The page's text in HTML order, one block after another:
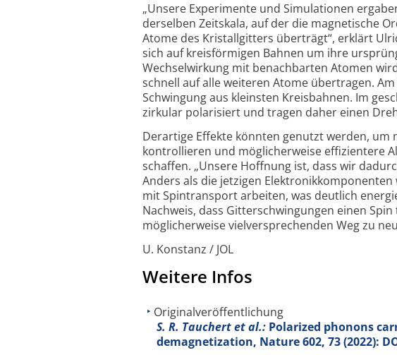
„Unsere Experimente und Simu­lationen
derselben Zeitskala, auf der die magnetische
Atome des Kristall­gitters überträgt“, erklärt
sich auf kreis­förmigen Bahnen um ihre
Wechselwirkung mit benachbarten Atomen
schnell auf alle weiteren Atome übertragen.
Schwingung aus kleinsten Kreisbahnen. Im
zirkular polarisiert und tragen daher einen
Derartige Effekte könnten genutzt werden,
kontrollieren und möglicher­weise effi­zientere
schaffen. „Unsere Hoffnung ist, dass wir
Anders als die jetzigen
mit Spintransport arbeiten, was deutlich
Nachweis, dass Gitter­schwingungen einen
möglicher­weise vielver­sprechenden Weg zu
U. Konstanz / JOL
Weitere Infos
Originalveröffentlichung
S. R. Tauchert et al.: Polarized phonons
demagnetization, Nature602, 73 (2022):